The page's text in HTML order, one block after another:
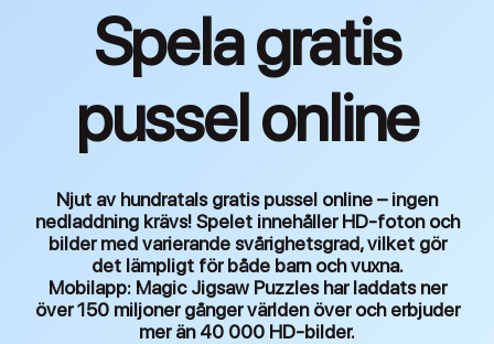
Spela gratis
pussel online
Njut av hundratals gratis pussel online – ingen
nedladdning krävs! Spelet innehåller HD-foton och
bilder med varierande svårighetsgrad, vilket gör
det lämpligt för både barn och vuxna.
Mobilapp:Magic Jigsaw Puzzles har laddats ner
över 150 miljoner gånger världen över och erbjuder
mer än 40 000 HD-bilder.